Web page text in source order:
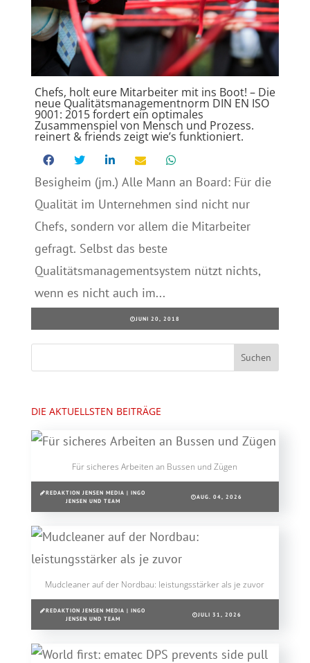
Chefs, holt eure Mitarbeiter mit ins Boot! – Die
neue Qualitätsmanagementnorm DIN EN ISO
9001: 2015 fordert ein optimales
Zusammenspiel von Mensch und Prozess.
reinert & friends zeigt wie’s funktioniert.
Besigheim (jm.) Alle Mann an Board: Für die
Qualität im Unternehmen sind nicht nur
Chefs, sondern vor allem die Mitarbeiter
gefragt. Selbst das beste
Qualitätsmanagementsystem nützt nichts,
wenn es nicht auch im...
JUNI 20, 2018
DIE AKTUELLSTEN BEITRÄGE
Für sicheres Arbeiten an Bussen und Zügen
REDAKTION JENSEN MEDIA | INGO
JENSEN UND TEAM
AUG. 04, 2026
Mudcleaner auf der Nordbau: leistungsstärker als je zuvor
REDAKTION JENSEN MEDIA | INGO
JENSEN UND TEAM
JULI 31, 2026